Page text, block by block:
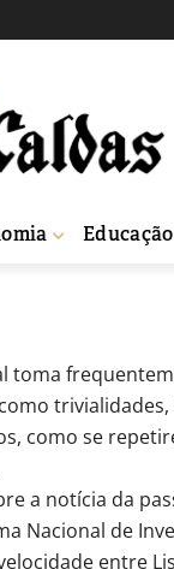
Educação
584
toma
como se
a notícia da
Nacional de
entre